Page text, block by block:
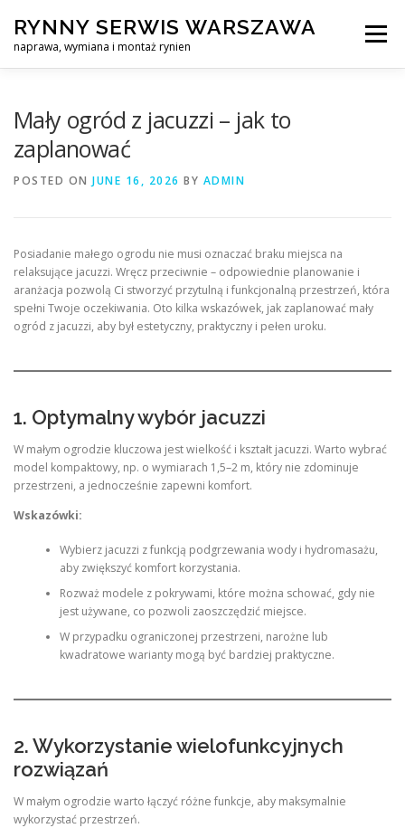
content
RYNNY SERWIS WARSZAWA
naprawa, wymiana i montaż rynien
Menu
Mały ogród z jacuzzi – jak to
zaplanować
POSTED ON JUNE 16, 2026 BY ADMIN
Posiadanie małego ogrodu nie musi oznaczać braku miejsca na
relaksujące jacuzzi. Wręcz przeciwnie – odpowiednie planowanie i
aranżacja pozwolą Ci stworzyć przytulną i funkcjonalną przestrzeń, która
spełni Twoje oczekiwania. Oto kilka wskazówek, jak zaplanować mały
ogród z jacuzzi, aby był estetyczny, praktyczny i pełen uroku.
1. Optymalny wybór jacuzzi
W małym ogrodzie kluczowa jest wielkość i kształt jacuzzi. Warto wybrać
model kompaktowy, np. o wymiarach 1,5–2 m, który nie zdominuje
przestrzeni, a jednocześnie zapewni komfort.
Wskazówki:
Wybierz jacuzzi z funkcją podgrzewania wody i hydromasażu,
aby zwiększyć komfort korzystania.
Rozważ modele z pokrywami, które można schować, gdy nie
jest używane, co pozwoli zaoszczędzić miejsce.
W przypadku ograniczonej przestrzeni, narożne lub
kwadratowe warianty mogą być bardziej praktyczne.
2. Wykorzystanie wielofunkcyjnych
rozwiązań
W małym ogrodzie warto łączyć różne funkcje, aby maksymalnie
wykorzystać przestrzeń.